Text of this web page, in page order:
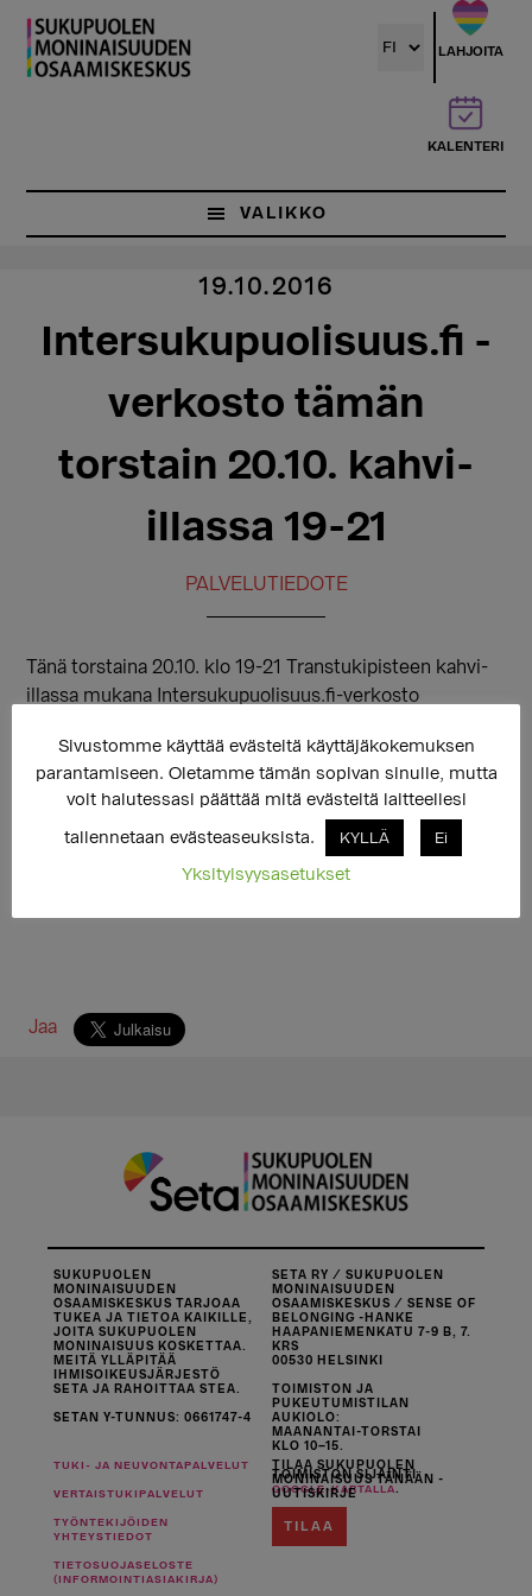
Hyppää
pääsisältöön
LAHJOITA
KALENTERI
VALIKKO
19.10.2016
Intersukupuolisuus.fi -
verkosto tämän
torstain 20.10. kahvi-
illassa 19-21
PALVELUTIEDOTE
Tänä torstaina 20.10. klo 19-21 Transtukipisteen kahvi-
illassa mukana Intersukupuolisuus.fi-verkosto
kertomassa toiminnastaan.
http://intersukupuolisuus.fi/
Jaa
SUKUPUOLEN
MONINAISUUDEN
OSAAMISKESKUS TARJOAA
TUKEA JA TIETOA KAIKILLE,
JOITA SUKUPUOLEN
MONINAISUUS KOSKETTAA.
MEITÄ YLLÄPITÄÄ
IHMISOIKEUSJÄRJESTÖ
SETA JA RAHOITTAA STEA.
SETAN Y-TUNNUS: 0661747-4
SETA RY / SUKUPUOLEN
MONINAISUUDEN
OSAAMISKESKUS / SENSE OF
BELONGING -HANKE
HAAPANIEMENKATU 7-9 B, 7.
KRS
00530 HELSINKI
TOIMISTON JA
PUKEUTUMISTILAN
AUKIOLO:
MAANANTAI-TORSTAI
KLO 10–15.
TOIMISTON SIJAINTI
GOOGLE-KARTALLA
TUKI- JA NEUVONTAPALVELUT
VERTAISTUKIPALVELUT
TYÖNTEKIJÖIDEN
YHTEYSTIEDOT
TIETOSUOJASELOSTE
(INFORMOINTIASIAKIRJA)
TILAA SUKUPUOLEN
MONINAISUUS TÄNÄÄN -
UUTISKIRJE
TILAA
Sivustomme käyttää evästeitä käyttäjäkokemuksen
parantamiseen. Oletamme tämän sopivan sinulle, mutta
voit halutessasi päättää mitä evästeitä laitteellesi
tallennetaan evästeaseuksista. KYLLÄ Ei
Yksityisyysasetukset